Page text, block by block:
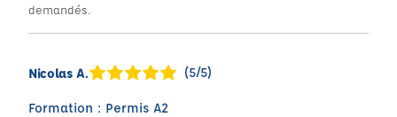
demandés.
Nicolas A. (5/5)
Formation : Permis A2